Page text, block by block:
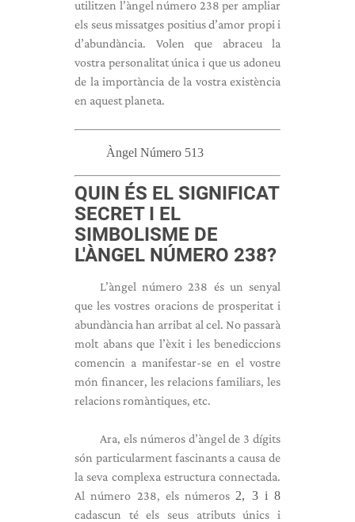
utilitzen l’àngel número 238 per ampliar
els seus missatges positius d’amor propi i
d’abundància. Volen que abraceu la
vostra personalitat única i que us adoneu
de la importància de la vostra existència
en aquest planeta.
Àngel Número 513
QUIN ÉS EL SIGNIFICAT
SECRET I EL
SIMBOLISME DE
L'ÀNGEL NÚMERO 238?
L’àngel número 238 és un senyal
que les vostres oracions de prosperitat i
abundància han arribat al cel. No passarà
molt abans que l’èxit i les benediccions
comencin a manifestar-se en el vostre
món financer, les relacions familiars, les
relacions romàntiques, etc.
Ara, els números d’àngel de 3 dígits
són particularment fascinants a causa de
la seva complexa estructura connectada.
Al número 238, els números 2, 3 i 8
cadascun té els seus atributs únics i